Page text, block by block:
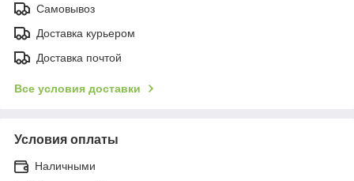
Самовывоз
Доставка курьером
Доставка почтой
Все условия доставки
Условия оплаты
Наличными